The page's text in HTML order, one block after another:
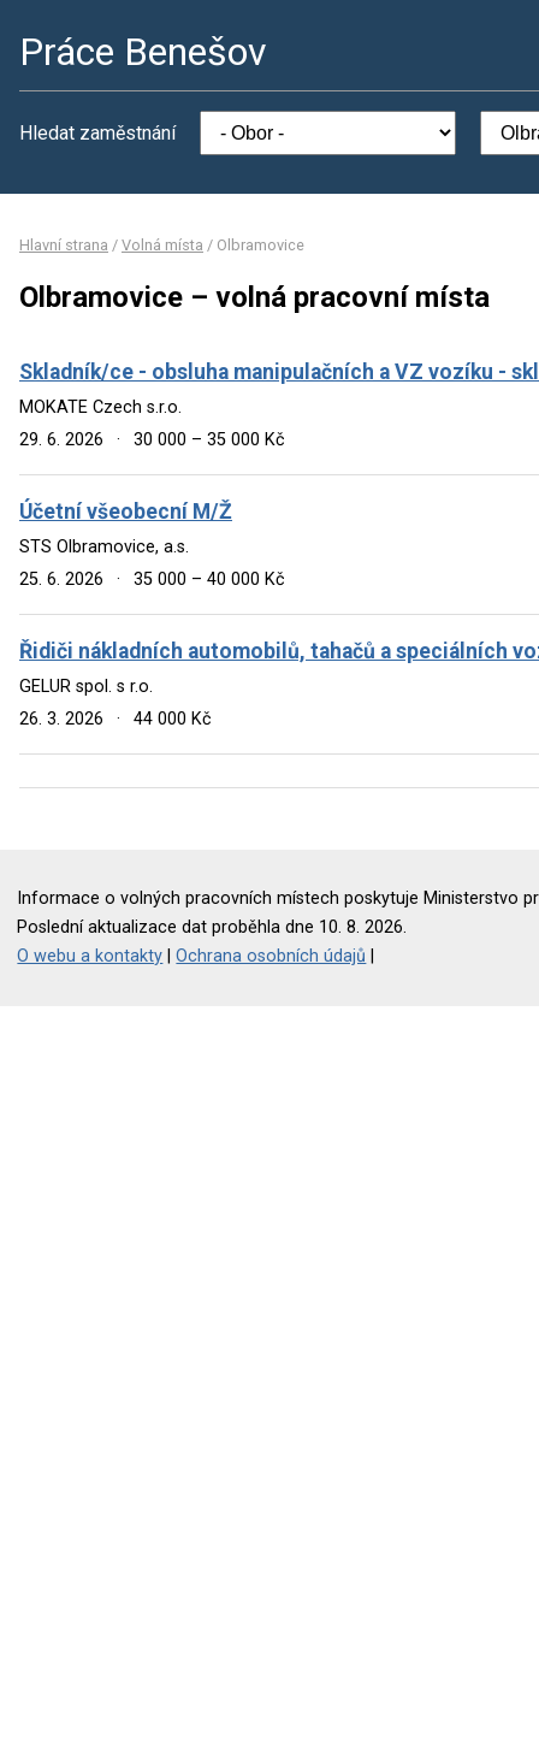
Práce Benešov
Hledat zaměstnání
Hlavní strana / Volná místa / Olbramovice
Olbramovice – volná pracovní místa
Skladník/ce - obsluha manipulačních a VZ vozíku -
MOKATE Czech s.r.o.
29. 6. 2026
· 30 000 – 35 000 Kč
Účetní všeobecní M/Ž
STS Olbramovice, a.s.
25. 6. 2026
· 35 000 – 40 000 Kč
Řidiči nákladních automobilů, tahačů a speciálních
GELUR spol. s r.o.
26. 3. 2026
· 44 000 Kč
Informace o volných pracovních místech poskytuje Ministerstvo
Poslední aktualizace dat proběhla dne 10. 8. 2026.
O webu a kontakty |Ochrana osobních údajů